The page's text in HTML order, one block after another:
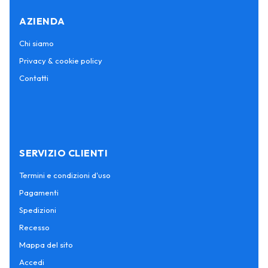
AZIENDA
Chi siamo
Privacy & cookie policy
Contatti
SERVIZIO CLIENTI
Termini e condizioni d'uso
Pagamenti
Spedizioni
Recesso
Mappa del sito
Accedi